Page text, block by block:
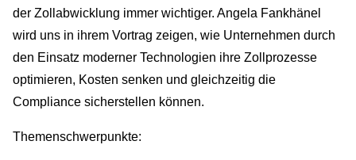
der Zollabwicklung immer wichtiger. Angela Fankhänel
wird uns in ihrem Vortrag zeigen, wie Unternehmen durch
den Einsatz moderner Technologien ihre Zollprozesse
optimieren, Kosten senken und gleichzeitig die
Compliance sicherstellen können.
Themenschwerpunkte: